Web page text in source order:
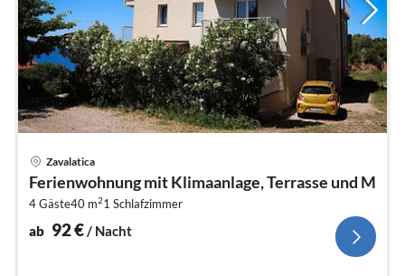
Zavalatica
Ferienwohnung mit Klimaanlage, Terrasse und M
4 Gäste40 m21 Schlafzimmer
ab 92€/ Nacht